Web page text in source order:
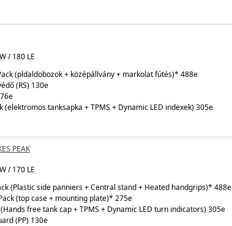
/ 180 LE
(pldaldobozok + középállvány + markolat fútés)* 488e
(RS) 130e
(elektromos tanksapka + TPMS + Dynamic LED indexek) 305e
PEAK
/ 170 LE
(Plastic side panniers + Central stand + Heated handgrips)* 488e
(top case + mounting plate)* 275e
free tank cap + TPMS + Dynamic LED turn indicators) 305e
(PP) 130e